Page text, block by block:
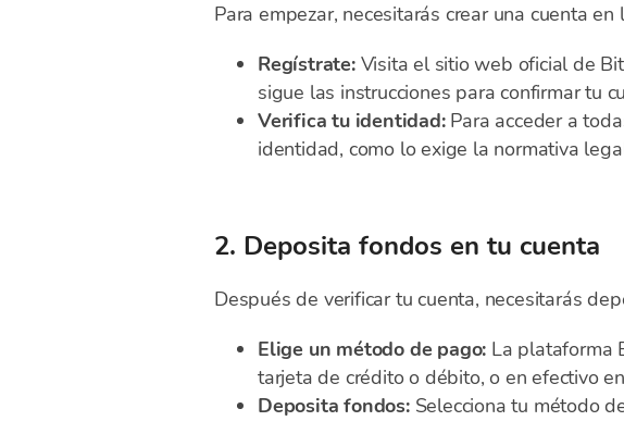
Para empezar, necesitarás crear una cuenta
Regístrate:Visita el sitio web oficial de
sigue las instrucciones para confirmar tu
Verifica tu identidad:Para acceder a
identidad, como lo exige la normativa
2. Deposita fondos en tu cuenta
Después de verificar tu cuenta, necesitarás
Elige un método de pago: La plataforma
tarjeta de crédito o débito, o en efectivo
Deposita fondos:Selecciona tu método